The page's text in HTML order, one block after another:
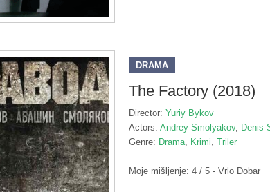
DRAMA
The Factory (2018)
Director: Yuriy Bykov
Actors: Andrey Smolyakov, Denis
Genre: Drama, Krimi, Triler
Moje mišljenje: 4 / 5 - Vrlo Dobar